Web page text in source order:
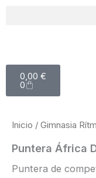
0,00 €
0
Carrito
Inicio / Gimnasia
Puntera África
Puntera de